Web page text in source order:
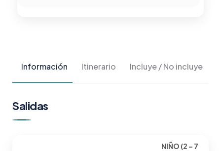
Información Itinerario Incluye / No incluye
Salidas
NIÑO (2 – 7